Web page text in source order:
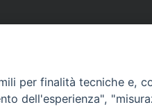
per finalità tecniche e,
dell'esperienza",